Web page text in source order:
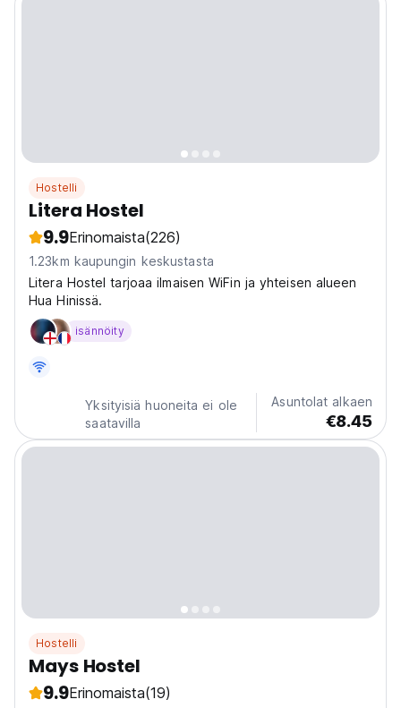
Hostelli
Litera Hostel
9.9Erinomaista(226)
1.23km kaupungin keskustasta
Litera Hostel tarjoaa ilmaisen WiFin ja yhteisen alueen
Hua Hinissä.
isännöity
Yksityisiä huoneita ei ole
saatavilla
Asuntolat alkaen
€8.45
Hostelli
Mays Hostel
9.9Erinomaista(19)